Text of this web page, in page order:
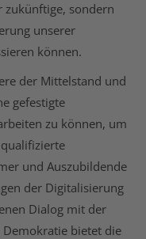
sondern
unserer
können.
der Mittelstand und
gefestigte
zu können, um
und Auszubildende
der Digitalisierung
Dialog mit der
bietet die